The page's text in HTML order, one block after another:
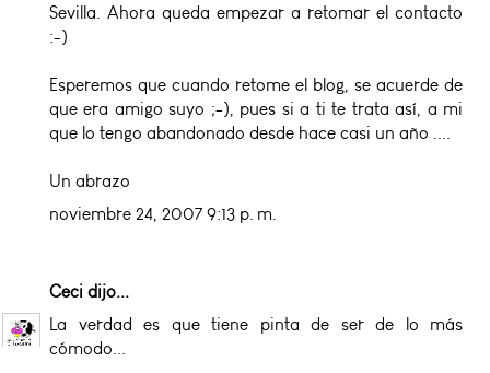
Sevilla. Ahora queda empezar a retomar el contacto
:-)
Esperemos que cuando retome el blog, se acuerde de
que era amigo suyo ;-), pues si a ti te trata así, a mi
que lo tengo abandonado desde hace casi un año ....
Un abrazo
noviembre 24, 2007 9:13 p. m.
Ceci dijo...
La verdad es que tiene pinta de ser de lo más
cómodo...